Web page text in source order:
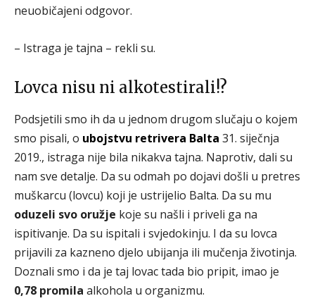
neuobičajeni odgovor.
– Istraga je tajna – rekli su.
Lovca nisu ni alkotestirali!?
Podsjetili smo ih da u jednom drugom slučaju o kojem
smo pisali, o ubojstvu retrivera Balta 31. siječnja
2019., istraga nije bila nikakva tajna. Naprotiv, dali su
nam sve detalje. Da su odmah po dojavi došli u pretres
muškarcu (lovcu) koji je ustrijelio Balta. Da su mu
oduzeli svo oružje koje su našli i priveli ga na
ispitivanje. Da su ispitali i svjedokinju. I da su lovca
prijavili za kazneno djelo ubijanja ili mučenja životinja.
Doznali smo i da je taj lovac tada bio pripit, imao je
0,78 promila alkohola u organizmu.